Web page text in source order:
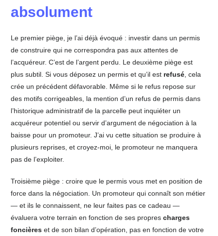
absolument
Le premier piège, je l’ai déjà évoqué : investir dans un permis
de construire qui ne correspondra pas aux attentes de
l’acquéreur. C’est de l’argent perdu. Le deuxième piège est
plus subtil. Si vous déposez un permis et qu’il est refusé , cela
crée un précédent défavorable. Même si le refus repose sur
des motifs corrigeables, la mention d’un refus de permis dans
l’historique administratif de la parcelle peut inquiéter un
acquéreur potentiel ou servir d’argument de négociation à la
baisse pour un promoteur. J’ai vu cette situation se produire à
plusieurs reprises, et croyez-moi, le promoteur ne manquera
pas de l’exploiter.
Troisième piège : croire que le permis vous met en position de
force dans la négociation. Un promoteur qui connaît son métier
— et ils le connaissent, ne leur faites pas ce cadeau —
évaluera votre terrain en fonction de ses proprescharges
foncières et de son bilan d’opération, pas en fonction de votre